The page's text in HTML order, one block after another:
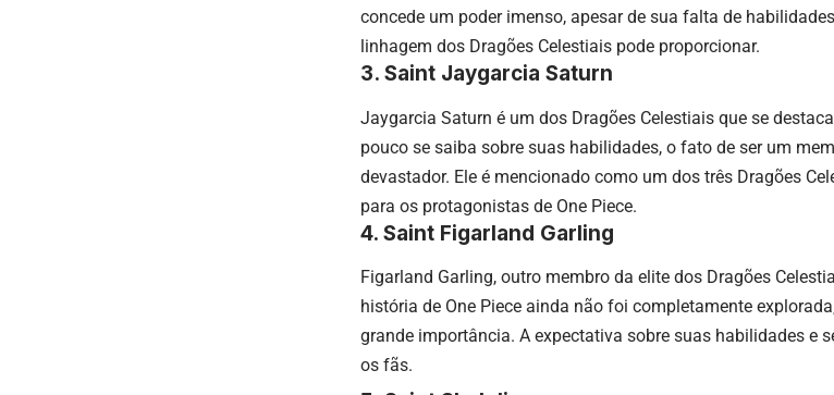
concede um poder imenso, apesar de sua falta de
linhagem dos Dragões Celestiais pode proporcionar.
3. Saint Jaygarcia Saturn
Jaygarcia Saturn é um dos Dragões Celestiais que se
pouco se saiba sobre suas habilidades, o fato de ser um
devastador. Ele é mencionado como um dos três Dragões
para os protagonistas de One Piece.
4. Saint Figarland Garling
Figarland Garling, outro membro da elite dos Dragões
história de One Piece ainda não foi completamente
grande importância. A expectativa sobre suas habilidades e
os fãs.